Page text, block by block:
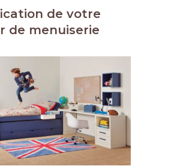
de votre
de menuiserie